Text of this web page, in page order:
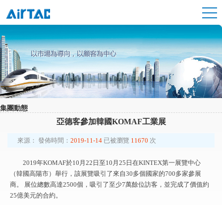
集團動態
亞德客參加韓國KOMAF工業展
來源： 發佈時間： 2019-11-14 已被瀏覽 11670 次
2019年KOMAF於10月22日至10月25日在KINTEX第一展覽中心
（韓國高陽市）舉行，該展覽吸引了來自30多個國家的700多家參展
商。 展位總數高達2500個，吸引了至少7萬餘位訪客，並完成了價值約
25億美元的合約。